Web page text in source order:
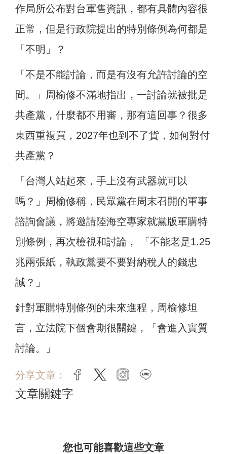
作局所公布對台軍售資訊，都有具體內容很
正常，但是行政院提出的特別條例為何都是
「不明」？
「不是不能討論，而是有沒有允許討論的空
間。」周榆修不滿地指出，一討論就被批是
共產黨，什麼都不用審，那有這回事？很多
東西重複買，2027年也到不了貨，如何對付
共產黨？
「台灣人站起來，手上沒有武器就可以
嗎？」周榆修稱，民眾黨在周末召開的軍事
諮詢會議，將邀請陸海空專家就黨版軍購特
別條例，再次檢視和討論， 「不能老是1.25
兆兩張紙，執政黨要不要對納稅人的錢忠
誠？」
針對軍購特別條例的未來進程，周榆修坦
言，立法院下個會期很關鍵，「會進入實質
討論。」
分享文章： facebook
twitter instagram
文章關鍵字
您也可能喜歡這些文章